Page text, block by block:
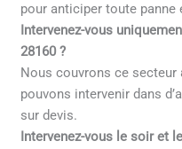
pour anticiper toute panne
Intervenez-vous
28160 ?
Nous couvrons ce secteur
pouvons intervenir dans
sur devis.
Intervenez-vous le soir et